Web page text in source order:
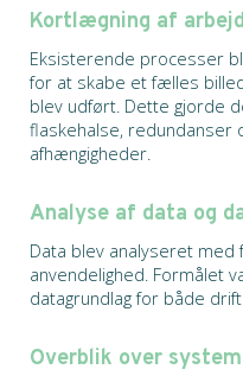
Kortlægning af
Eksisterende processer
for at skabe et fælles
blev udført. Dette gjorde
flaskehalse, redundanser
afhængigheder.
Analyse af data og
Data blev analyseret med
anvendelighed. Formålet
datagrundlag for både
Overblik over